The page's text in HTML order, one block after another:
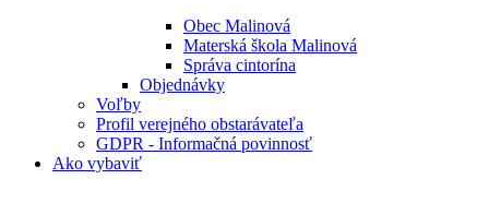
Obec Malinová
Materská škola Malinová
Správa cintorína
Objednávky
Voľby
Profil verejného obstarávateľa
GDPR - Informačná povinnosť
Ako vybaviť